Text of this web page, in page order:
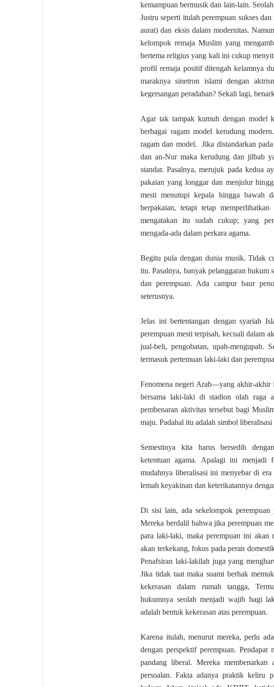
kemampuan bermusik dan lain-lain.
Justru seperti itulah perempuan sukses
aurat) dan eksis dalam modernitas.
kelompok remaja Muslim yang
bertema religius yang kali ini cukup
profil remaja positif ditengah kelamnya
maraknya sinetron islami dengan
kegersangan peradaban? Sekali lagi,
Agar tak tampak kumuh dengan model
berbagai ragam model kerudung
ragam dan model. Jika distandarkan
dan an-Nur maka kerudung dan jilbab
standar. Pasalnya, merujuk pada kedua
pakaian yang longgar dan menjulur
mesti menutupi kepala hingga bawah
berpakaian, tetapi tetap
mengatakan itu sudah cukup; yang
mengada-ada dalam perkara agama.
Begitu pula dengan dunia musik. Tidak
itu. Pasalnya, banyak pelanggaran
dan perempuan. Ada campur baur
seterusnya.
Jelas ini bertentangan dengan syariah
perempuan mesti terpisah, kecuali dalam
jual-beli, pengobatan, upah-mengupah.
termasuk pertemuan laki-laki dan
Fenomena negeri Arab—yang akhir-akhir
bersama laki-laki di stadion olah raga
pembenaran aktivitas tersebut bagi
maju. Padahal itu adalah simbol
Semestinya kita harus bersedih
ketentuan agama. Apalagi ini menjadi
mudahnya liberalisasi ini menyebar di
lemah keyakinan dan keterikatannya
Di sisi lain, ada sekelompok perempuan
Mereka berdalil bahwa jika perempuan
para laki-laki, maka perempuan ini
akan terkekang, fokus pada peran
Penafsiran laki-lakilah juga yang
Jika tidak taat maka suami berhak
kekerasan dalam rumah tangga,
hukumnya seolah menjadi wajib bagi
adalah bentuk kekerasan atas perempuan.
Karena itulah, menurut mereka, perlu
dengan perspektif perempuan.
pandang liberal. Mereka
persoalan. Fakta adanya praktik keliru